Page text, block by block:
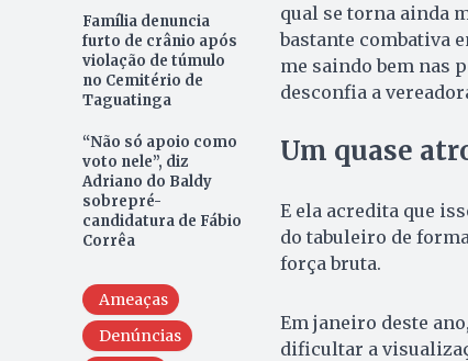
Família denuncia
furto de crânio após
violação de túmulo
no Cemitério de
Taguatinga
“Não só apoio como
voto nele”, diz
Adriano do Baldy
sobrepré-
candidatura de Fábio
Corrêa
Ameaças
Denúncias
qual se torna ainda
bastante combativa
me saindo bem nas
desconfia a
Um quase
E ela acredita que
do tabuleiro de
força bruta.
Em janeiro deste
dificultar a